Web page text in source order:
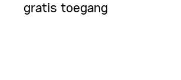
gratis toegang